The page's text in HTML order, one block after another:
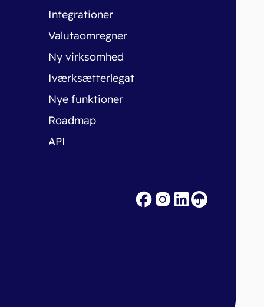
Integrationer
Valutaomregner
Ny virksomhed
Iværksætterlegat
Nye funktioner
Roadmap
API